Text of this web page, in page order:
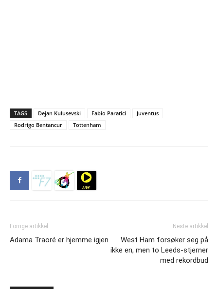
TAGS Dejan Kulusevski Fabio Paratici
Juventus
Rodrigo Bentancur
Tottenham
Forrige artikkel
Adama Traoré er hjemme igjen
Neste artikkel
West Ham forsøker seg på
ikke en, men to Leeds-stjerner
med rekordbud